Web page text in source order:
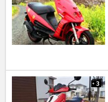
+ 3